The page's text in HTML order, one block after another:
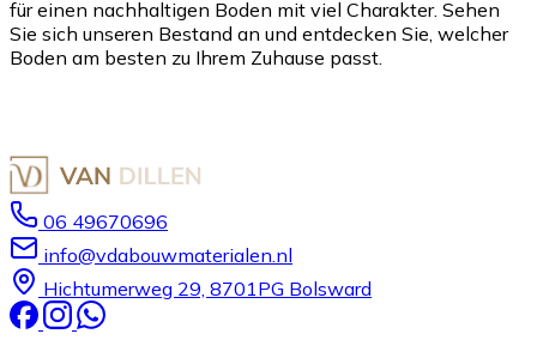
für einen nachhaltigen Boden mit viel Charakter. Sehen
Sie sich unseren Bestand an und entdecken Sie, welcher
Boden am besten zu Ihrem Zuhause passt.
06 49670696
info@vdabouwmaterialen.nl
Hichtumerweg 29, 8701PG Bolsward